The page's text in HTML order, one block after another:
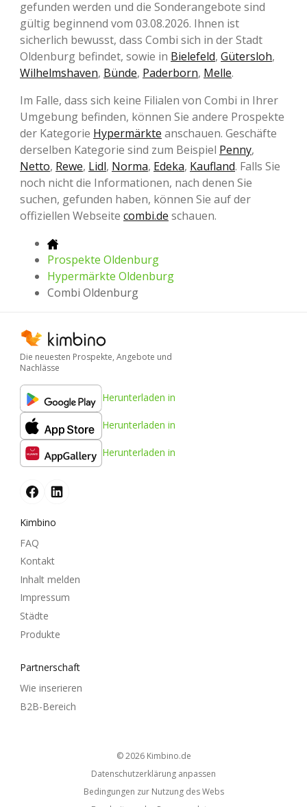
gefunden werden und die Sonderangebote sind
gültig beginnend vom 03.08.2026. Ihnen ist
sicherlich bewusst, dass Combi sich in der Stadt
Oldenburg befindet, sowie in Bielefeld, Gütersloh,
Wilhelmshaven, Bünde, Paderborn, Melle.
Im Falle, dass sich keine Filialen von Combi in Ihrer
Umgebung befinden, können Sie andere Prospekte
der Kategorie Hypermärkte anschauen. Geschäfte
derselben Kategorie sind zum Beispiel Penny,
Netto, Rewe, Lidl, Norma, Edeka, Kaufland. Falls Sie
noch nicht die Informationen, nach denen Sie
suchen, gefunden haben, können Sie auf der
offiziellen Webseite combi.de schauen.
Prospekte Oldenburg
Hypermärkte Oldenburg
Combi Oldenburg
Die neuesten Prospekte, Angebote und
Nachlässe
Herunterladen in
Herunterladen in
Herunterladen in
Kimbino
FAQ
Kontakt
Inhalt melden
Impressum
Städte
Produkte
Partnerschaft
Wie inserieren
B2B-Bereich
© 2026 kimbino.de
Datenschutzerklärung anpassen
Bedingungen zur Nutzung des Webs